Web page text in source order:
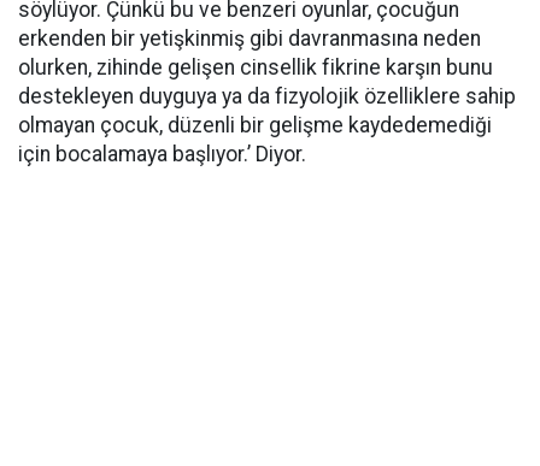
söylüyor. Çünkü bu ve benzeri oyunlar, çocuğun
erkenden bir yetişkinmiş gibi davranmasına neden
olurken, zihinde gelişen cinsellik fikri­ne karşın bunu
destekleyen duyguya ya da fizyolojik özelliklere sahip
olmayan çocuk, düzenli bir gelişme kaydedemediği
için bocalamaya başlıyor.’ Diyor.